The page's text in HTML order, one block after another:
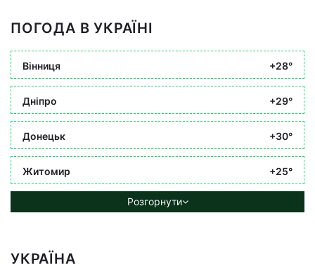
ПОГОДА В УКРАЇНІ
Вінниця +28°
Дніпро +29°
Донецьк +30°
Житомир +25°
Розгорнути
УКРАЇНА